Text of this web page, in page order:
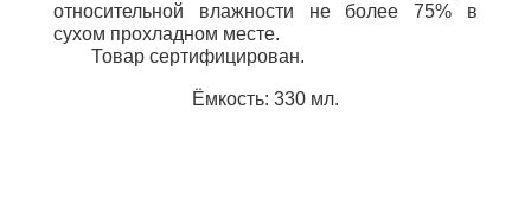
относительной влажности не более 75% в
сухом прохладном месте.
Товар сертифицирован.
Ёмкость: 330 мл.